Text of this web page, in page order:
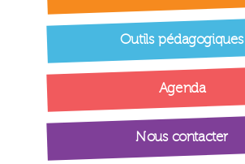
Outils pédagogiques
Agenda
Nous contacter